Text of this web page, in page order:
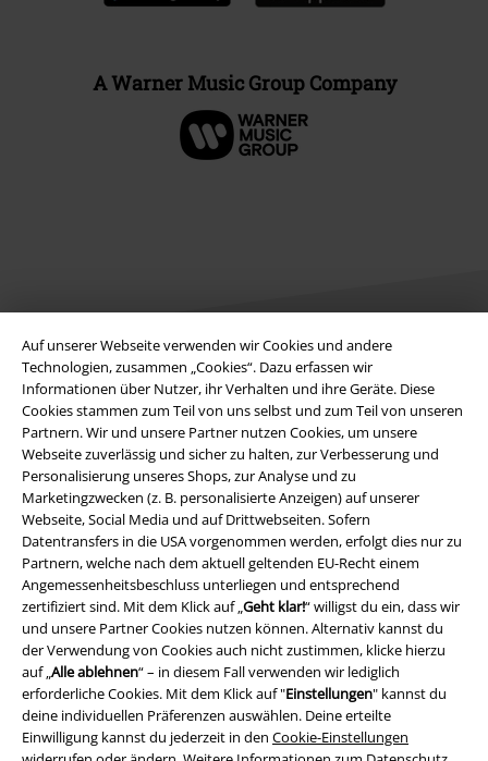
Auf unserer Webseite verwenden wir Cookies und andere
Technologien, zusammen „Cookies“. Dazu erfassen wir
Informationen über Nutzer, ihr Verhalten und ihre Geräte. Diese
Cookies stammen zum Teil von uns selbst und zum Teil von unseren
Partnern. Wir und unsere Partner nutzen Cookies, um unsere
Webseite zuverlässig und sicher zu halten, zur Verbesserung und
Personalisierung unseres Shops, zur Analyse und zu
Marketingzwecken (z. B. personalisierte Anzeigen) auf unserer
Webseite, Social Media und auf Drittwebseiten. Sofern
Datentransfers in die USA vorgenommen werden, erfolgt dies nur zu
Partnern, welche nach dem aktuell geltenden EU-Recht einem
Angemessenheitsbeschluss unterliegen und entsprechend
zertifiziert sind. Mit dem Klick auf „Geht klar!“ willigst du ein, dass wir
und unsere Partner Cookies nutzen können. Alternativ kannst du
der Verwendung von Cookies auch nicht zustimmen, klicke hierzu
auf „Alle ablehnen“ – in diesem Fall verwenden wir lediglich
erforderliche Cookies. Mit dem Klick auf "Einstellungen" kannst du
deine individuellen Präferenzen auswählen. Deine erteilte
Einwilligung kannst du jederzeit in den Cookie-Einstellungen
A Warner Music Group Company
Rechtliches
AGB
Impressum
Datenschutz
Entsorgung und Umweltschutz
Konformitätserklärung
Information zur Barrierefreiheit
Cookie-Einstellungen